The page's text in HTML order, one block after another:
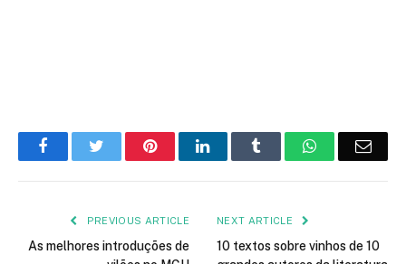
FacebookTwitter PinterestLinkedIn Tumblr WhatsApp
PREVIOUS ARTICLE
As melhores introduções de
NEXT ARTICLE
10 textos sobre vinhos de 10